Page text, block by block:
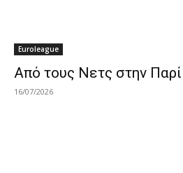
Euroleague
Από τους Νετς στην
16/07/2026